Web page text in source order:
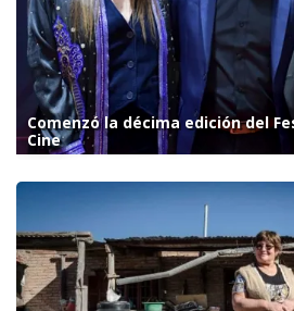
Comenzó la décima edición del
Cine